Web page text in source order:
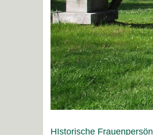
HIstorische